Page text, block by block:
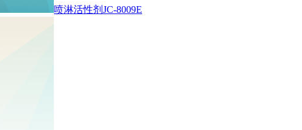
喷淋活性剂JC-8009E